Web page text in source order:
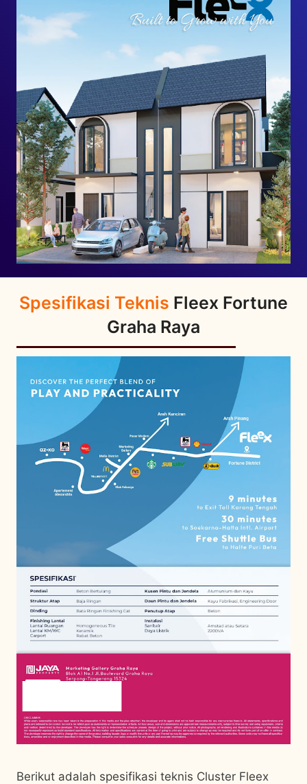
Spesifikasi Teknis Fleex Fortune
Graha Raya
Berikut adalah spesifikasi teknis Cluster Fleex